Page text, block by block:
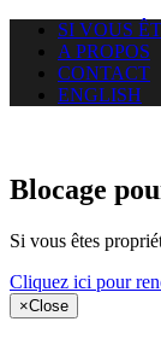
SI VOUS
A PROPOS
CONTACT
ENGLISH
Blocage
Si vous êtes
Cliquez ici pour
×Close